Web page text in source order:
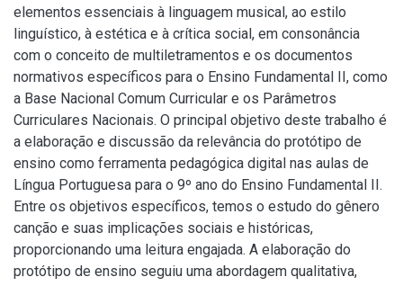
elementos essenciais à linguagem musical, ao estilo
linguístico, à estética e à crítica social, em consonância
com o conceito de multiletramentos e os documentos
normativos específicos para o Ensino Fundamental II, como
a Base Nacional Comum Curricular e os Parâmetros
Curriculares Nacionais. O principal objetivo deste trabalho é
a elaboração e discussão da relevância do protótipo de
ensino como ferramenta pedagógica digital nas aulas de
Língua Portuguesa para o 9º ano do Ensino Fundamental II.
Entre os objetivos específicos, temos o estudo do gênero
canção e suas implicações sociais e históricas,
proporcionando uma leitura engajada. A elaboração do
protótipo de ensino seguiu uma abordagem qualitativa,